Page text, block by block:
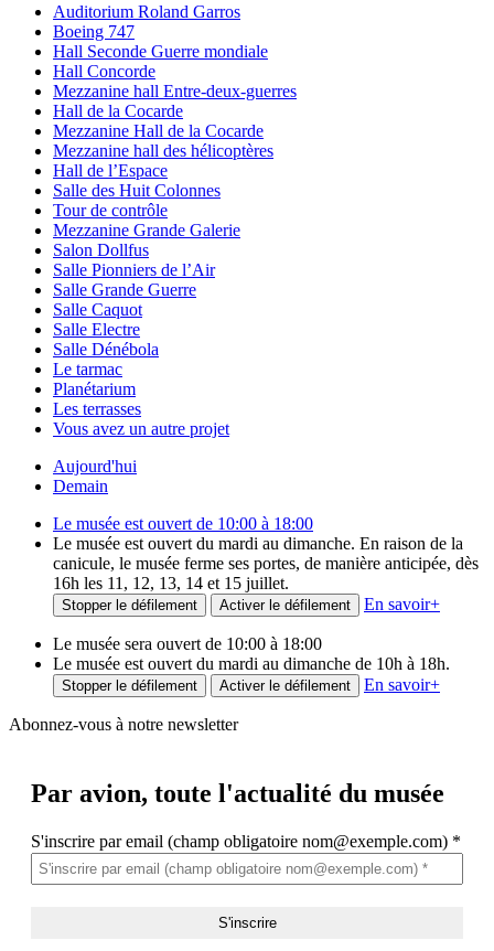
Auditorium Roland Garros
Boeing 747
Hall Seconde Guerre mondiale
Hall Concorde
Mezzanine hall Entre-deux-guerres
Hall de la Cocarde
Mezzanine Hall de la Cocarde
Mezzanine hall des hélicoptères
Hall de l’Espace
Salle des Huit Colonnes
Tour de contrôle
Mezzanine Grande Galerie
Salon Dollfus
Salle Pionniers de l’Air
Salle Grande Guerre
Salle Caquot
Salle Electre
Salle Dénébola
Le tarmac
Planétarium
Les terrasses
Vous avez un autre projet
Aujourd'hui
Demain
Le musée est ouvert de 10:00 à 18:00
Le musée est ouvert du mardi au dimanche. En raison de la
canicule, le musée ferme ses portes, de manière anticipée, dès
16h les 11, 12, 13, 14 et 15 juillet.
Stopper le défilement Activer le défilement En savoir+
Le musée sera ouvert de 10:00 à 18:00
Le musée est ouvert du mardi au dimanche de 10h à 18h.
Stopper le défilement Activer le défilement En savoir+
Abonnez-vous à notre newsletter
Par avion, toute l'actualité du musée
S'inscrire par email (champ obligatoire nom@exemple.com) *